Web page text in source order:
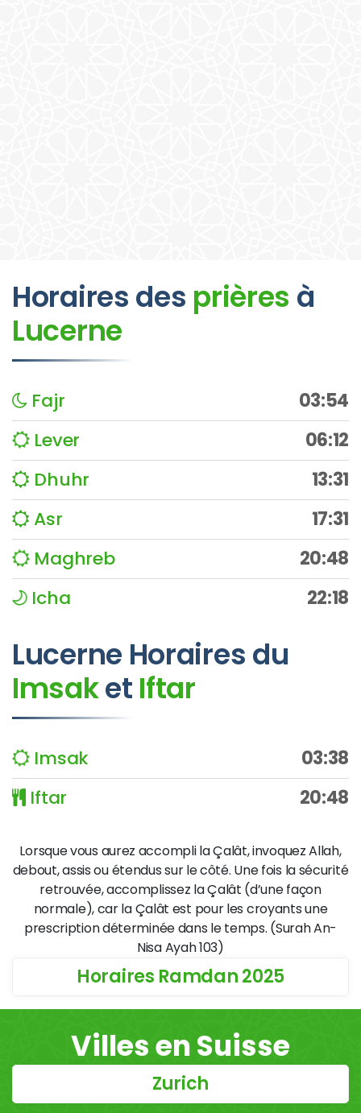
Horaires des prières à
Lucerne
Fajr
03:54
Lever
06:12
Dhuhr
13:31
Asr
17:31
Maghreb
20:48
Icha
22:18
Lucerne Horaires du
Imsaket Iftar
Imsak
03:38
Iftar
20:48
Lorsque vous aurez accompli la Çalât, invoquez Allah,
debout, assis ou étendus sur le côté. Une fois la sécurité
retrouvée, accomplissez la Çalât (d’une façon
normale), car la Çalât est pour les croyants une
prescription déterminée dans le temps. (Surah An-
Nisa Ayah 103)
Horaires Ramdan 2025
Villes en Suisse
Zurich